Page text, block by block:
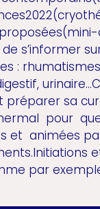
de s’informer
:
préparer sa
pour
et animées
par